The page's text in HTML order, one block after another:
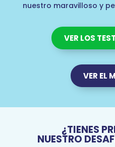
nuestro maravilloso y
VER LOS
VER EL
¿TIENES
NUESTRO